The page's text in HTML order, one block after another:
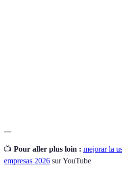
---
📺 Pour aller plus loin : mejorar la
empresas 2026 sur YouTube